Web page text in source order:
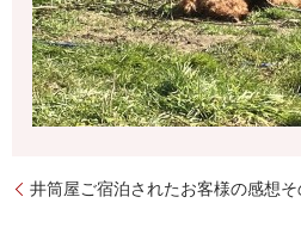
井筒屋ご宿泊されたお客様の感想そ